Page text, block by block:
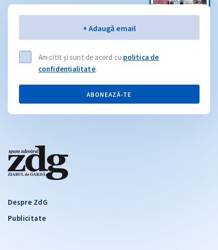
Despre ZdG
Publicitate
+ Adaugă email
Am citit și sunt de acord cu politica de
confidențialitate.
ABONEAZĂ-TE